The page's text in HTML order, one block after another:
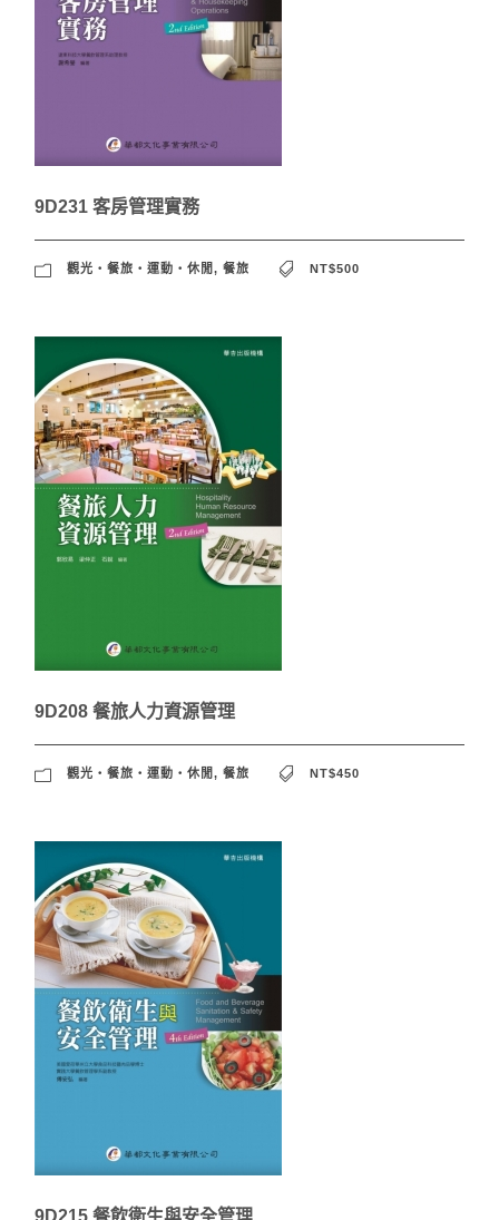
9D231 客房管理實務
觀光‧餐旅‧運動‧休閒 , 餐旅 NT$500
9D208 餐旅人力資源管理
觀光‧餐旅‧運動‧休閒 , 餐旅 NT$450
9D215 餐飲衛生與安全管理